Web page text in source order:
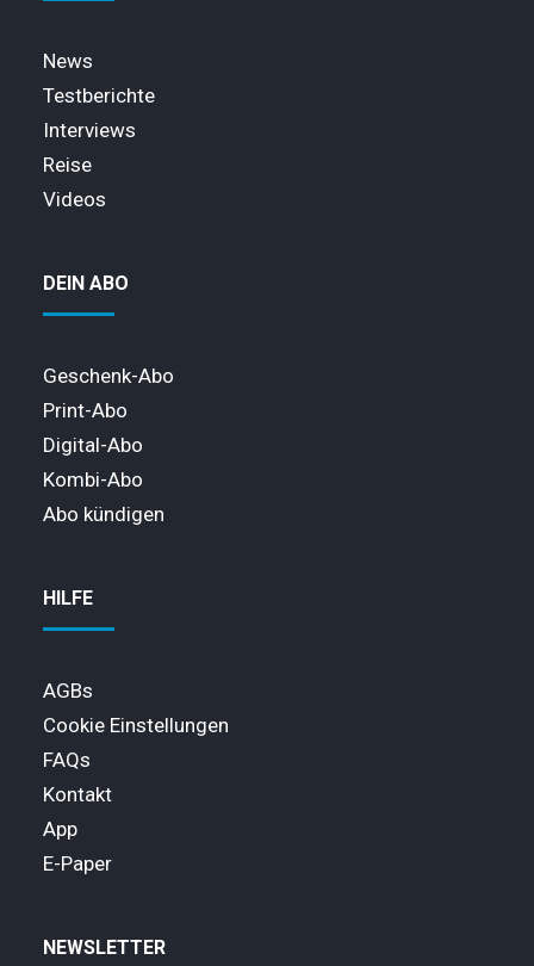
News
Testberichte
Interviews
Reise
Videos
DEIN ABO
Geschenk-Abo
Print-Abo
Digital-Abo
Kombi-Abo
Abo kündigen
HILFE
AGBs
Cookie Einstellungen
FAQs
Kontakt
App
E-Paper
NEWSLETTER